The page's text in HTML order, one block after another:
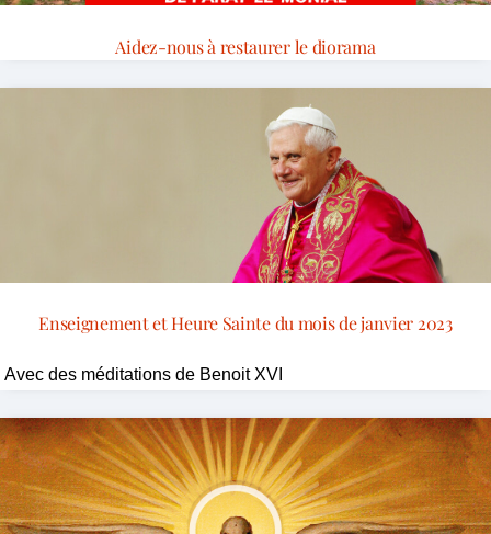
Aidez-nous à restaurer le diorama
Enseignement et Heure Sainte du mois de janvier 2023
Avec des méditations de Benoit XVI